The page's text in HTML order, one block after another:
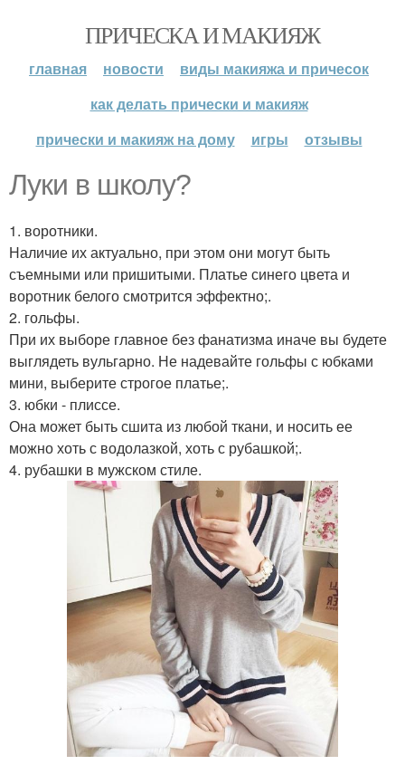
ПРИЧЕСКА И МАКИЯЖ
главная новости
виды макияжа и причесок
как делать прически и макияж
прически и макияж на дому
игры отзывы
Луки в школу?
1. воротники.
Наличие их актуально, при этом они могут быть
съемными или пришитыми. Платье синего цвета и
воротник белого смотрится эффектно;.
2. гольфы.
При их выборе главное без фанатизма иначе вы будете
выглядеть вульгарно. Не надевайте гольфы с юбками
мини, выберите строгое платье;.
3. юбки - плиссе.
Она может быть сшита из любой ткани, и носить ее
можно хоть с водолазкой, хоть с рубашкой;.
4. рубашки в мужском стиле.